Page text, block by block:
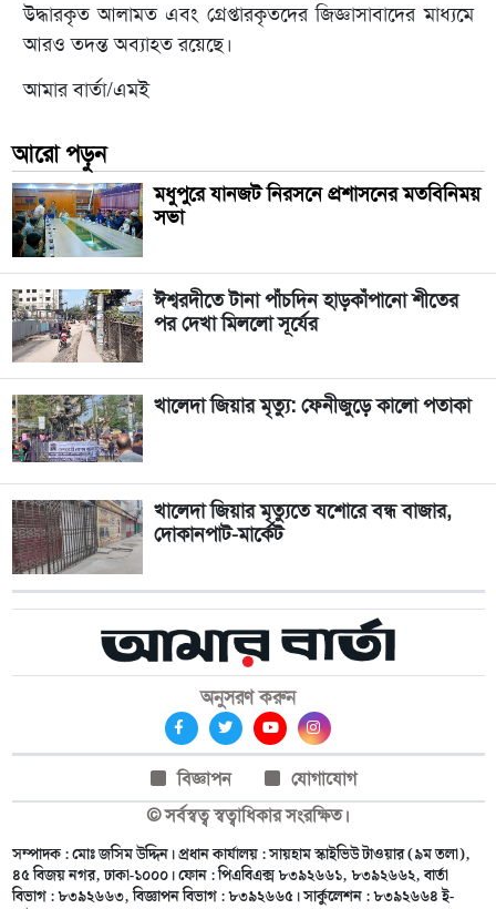
উদ্ধারকৃত আলামত এবং গ্রেপ্তারকৃতদের জিজ্ঞাসাবাদের মাধ্যমে
আরও তদন্ত অব্যাহত রয়েছে।
আমার বার্তা/এমই
আরো পড়ুন
মধুপুরে যানজট নিরসনে প্রশাসনের মতবিনিময়
সভা
ঈশ্বরদীতে টানা পাঁচদিন হাড়কাঁপানো শীতের
পর দেখা মিললো সূর্যের
খালেদা জিয়ার মৃত্যু: ফেনীজুড়ে কালো পতাকা
খালেদা জিয়ার মৃত্যুতে যশোরে বন্ধ বাজার,
দোকানপাট-মার্কেট
অনুসরণ করুন
বিজ্ঞাপন
যোগাযোগ
© সর্বস্বত্ব স্বত্বাধিকার সংরক্ষিত।
সম্পাদক : মোঃ জসিম উদ্দিন। প্রধান কার্যালয় : সায়হাম স্কাইভিউ টাওয়ার (৯ম তলা),
৪৫ বিজয় নগর, ঢাকা-১০০০। ফোন : পিএবিএক্স ৮৩৯২৬৬১, ৮৩৯২৬৬২, বার্তা
বিভাগ : ৮৩৯২৬৬৩, বিজ্ঞাপন বিভাগ : ৮৩৯২৬৬৫। সার্কুলেশন : ৮৩৯২৬৬৪ ই-